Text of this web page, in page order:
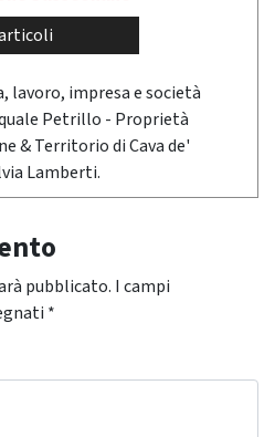
lavoro, impresa e società
Petrillo - Proprietà
& Territorio di Cava de'
Lamberti.
pubblicato. I campi
*